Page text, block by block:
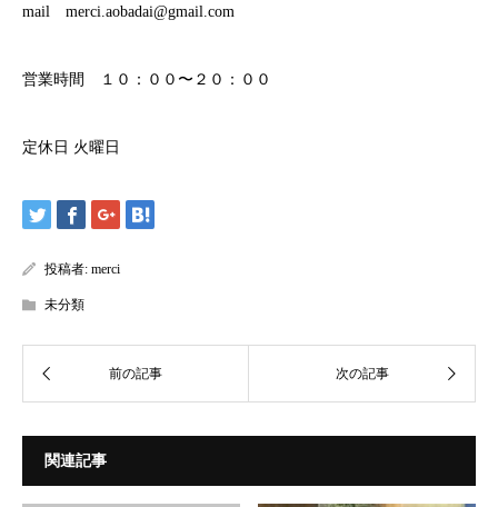
mail merci.aobadai@gmail.com
営業時間 １０：００〜２０：００
定休日 火曜日
投稿者: merci
未分類
関連記事